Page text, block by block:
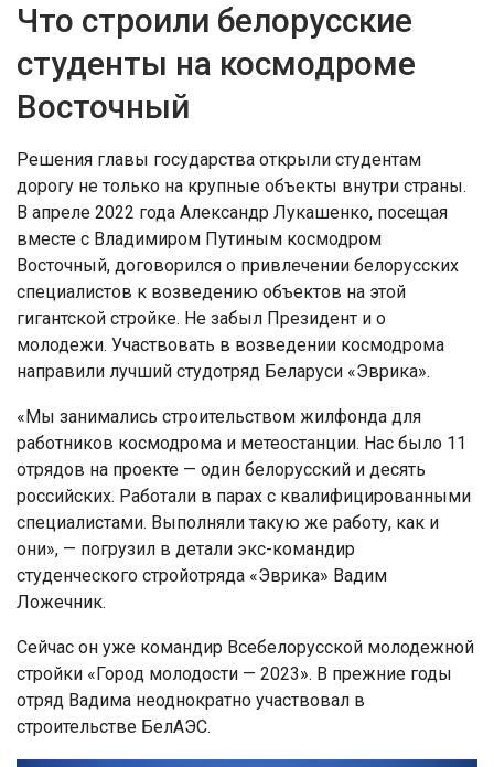
Что строили белорусские
студенты на космодроме
Восточный
Решения главы государства открыли студентам
дорогу не только на крупные объекты внутри страны.
В апреле 2022 года Александр Лукашенко, посещая
вместе с Владимиром Путиным космодром
Восточный, договорился о привлечении белорусских
специалистов к возведению объектов на этой
гигантской стройке. Не забыл Президент и о
молодежи. Участвовать в возведении космодрома
направили лучший студотряд Беларуси «Эврика».
«Мы занимались строительством жилфонда для
работников космодрома и метеостанции. Нас было 11
отрядов на проекте — один белорусский и десять
российских. Работали в парах с квалифицированными
специалистами. Выполняли такую же работу, как и
они», — погрузил в детали экс-командир
студенческого стройотряда «Эврика» Вадим
Ложечник.
Сейчас он уже командир Всебелорусской молодежной
стройки «Город молодости — 2023». В прежние годы
отряд Вадима неоднократно участвовал в
строительстве БелАЭС.